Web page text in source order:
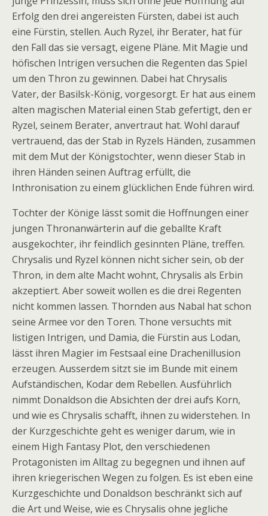
Erfolg den drei angereisten Fürsten, dabei ist auch
eine Fürstin, stellen. Auch Ryzel, ihr Berater, hat für
den Fall das sie versagt, eigene Pläne. Mit Magie und
höfischen Intrigen versuchen die Regenten das Spiel
um den Thron zu gewinnen. Dabei hat Chrysalis
Vater, der Basilsk-König, vorgesorgt. Er hat aus einem
alten magischen Material einen Stab gefertigt, den er
Ryzel, seinem Berater, anvertraut hat. Wohl darauf
vertrauend, das der Stab in Ryzels Händen, zusammen
mit dem Mut der Königstochter, wenn dieser Stab in
ihren Händen seinen Auftrag erfüllt, die
Inthronisation zu einem glücklichen Ende führen wird.
Tochter der Könige lässt somit die Hoffnungen einer
jungen Thronanwärterin auf die geballte Kraft
ausgekochter, ihr feindlich gesinnten Pläne, treffen.
Chrysalis und Ryzel können nicht sicher sein, ob der
Thron, in dem alte Macht wohnt, Chrysalis als Erbin
akzeptiert. Aber soweit wollen es die drei Regenten
nicht kommen lassen. Thornden aus Nabal hat schon
seine Armee vor den Toren. Thone versuchts mit
listigen Intrigen, und Damia, die Fürstin aus Lodan,
lässt ihren Magier im Festsaal eine Drachenillusion
erzeugen. Ausserdem sitzt sie im Bunde mit einem
Aufständischen, Kodar dem Rebellen. Ausführlich
nimmt Donaldson die Absichten der drei aufs Korn,
und wie es Chrysalis schafft, ihnen zu widerstehen. In
der Kurzgeschichte geht es weniger darum, wie in
einem High Fantasy Plot, den verschiedenen
Protagonisten im Alltag zu begegnen und ihnen auf
ihren kriegerischen Wegen zu folgen. Es ist eben eine
Kurzgeschichte und Donaldson beschränkt sich auf
die Art und Weise, wie es Chrysalis ohne jegliche